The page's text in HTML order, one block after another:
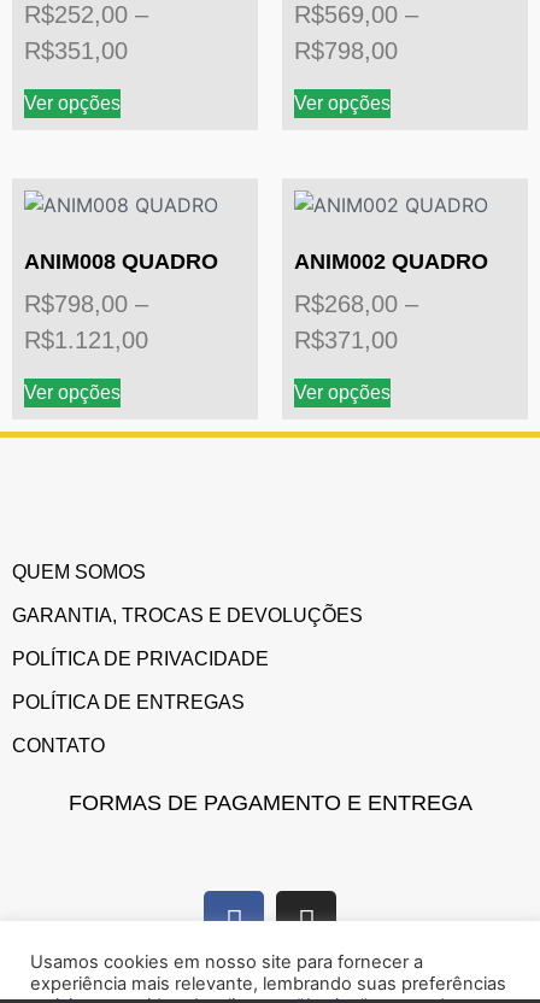
R$252,00 –
R$351,00
Ver opções
R$569,00 –
R$798,00
Ver opções
ANIM008 QUADRO
R$798,00 –
R$1.121,00
Ver opções
ANIM002 QUADRO
R$268,00 –
R$371,00
Ver opções
QUEM SOMOS
GARANTIA, TROCAS E DEVOLUÇÕES
POLÍTICA DE PRIVACIDADE
POLÍTICA DE ENTREGAS
CONTATO
FORMAS DE PAGAMENTO E ENTREGA
Usamos cookies em nosso site para fornecer a
experiência mais relevante, lembrando suas preferências